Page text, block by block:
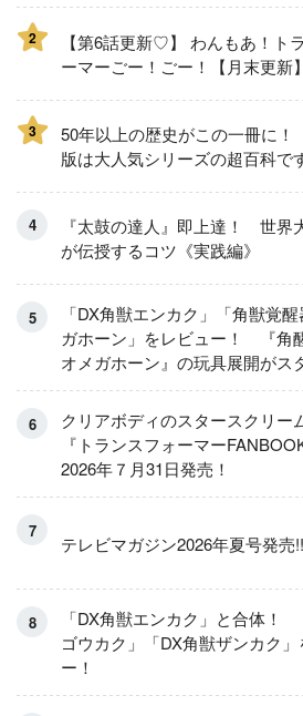
2
【第6話更新♡】 わんもあ！ト
ーマーごー！ごー！【月末更新】
3
50年以上の歴史がこの一冊に
版は大人気シリーズの超百科で
『太鼓の達人』即上達！ 世界
が伝授するコツ《実践編》
「DX角獣エンカク」「角獣覚
ガホーン」をレビュー！ 『角
オメガホーン』の玩具展開がス
クリアボディのスタースクリー
『トランスフォーマー
2026年７月31日発売！
テレビマガジン2026年夏号発売!!
「DX角獣エンカク」と合体！
ゴウカク」「DX角獣ザンカク」
ー！